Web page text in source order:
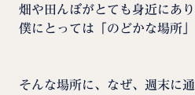
畑や田んぼがとても身近にあり
僕にとっては「のどかな場所
そんな場所に、なぜ、週末に